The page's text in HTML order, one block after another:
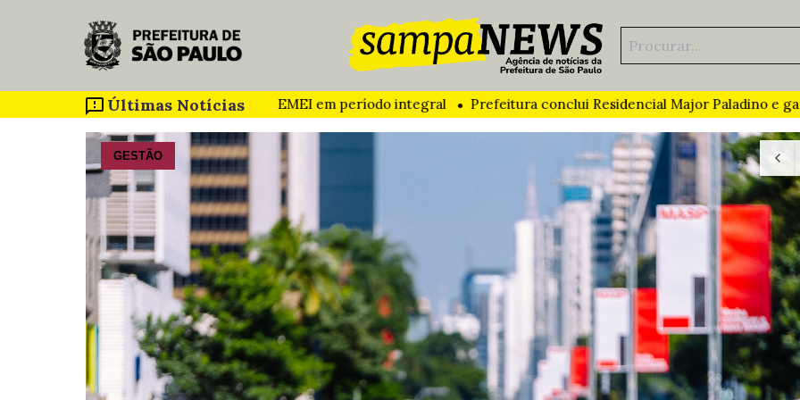
Pular para o Conteúdo principal
Últimas Notícias
ganham creche e EMEI em período integral Prefeitura conclui Residencial Major Paladino e garante moradia
GESTÃO